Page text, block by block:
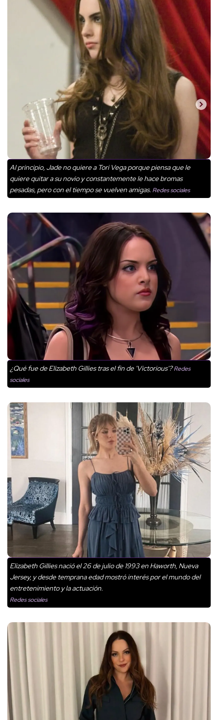
Al principio, Jade no quiere a Tori Vega porque piensa que le
quiere quitar a su novio y constantemente le hace bromas
pesadas, pero con el tiempo se vuelven amigas. Redes sociales
¿Qué fue de Elizabeth Gillies tras el fin de 'Victorious'?Redes
sociales
Elizabeth Gillies nació el 26 de julio de 1993 en Haworth, Nueva
Jersey, y desde temprana edad mostró interés por el mundo del
entretenimiento y la actuación.
Redes sociales